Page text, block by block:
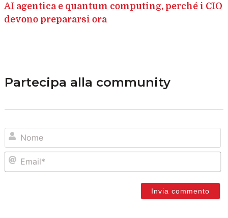
AI agentica e quantum computing, perché i CIO
devono prepararsi ora
Partecipa alla community